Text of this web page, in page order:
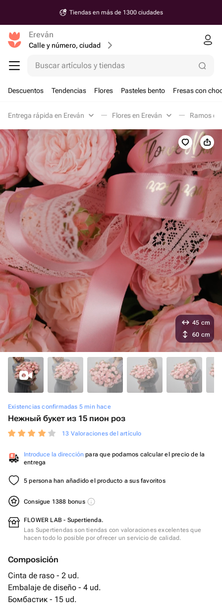
Tiendas en más de 1300 ciudades
Ereván
Calle y número, ciudad
Buscar artículos y tiendas
Descuentos Tendencias Flores Pasteles bento Fresas con
Entrega rápida en Ereván Flores en Ereván Ramos
Existencias confirmadas 5 min hace
Нежный букет из 15 пион роз
13 Valoraciones del artículo
Introduce la dirección para que podamos calcular el precio de la
entrega
5 persona han añadido el producto a sus favoritos
Consigue 1388 bonus
FLOWER LAB - Supertienda.
Las Supertiendas son tiendas con valoraciones excelentes que
hacen todo lo posible por ofrecer un servicio de calidad.
Composición
Cinta de raso - 2 ud.
Embalaje de diseño - 4 ud.
Бомбастик - 15 ud.
45 cm
60 cm